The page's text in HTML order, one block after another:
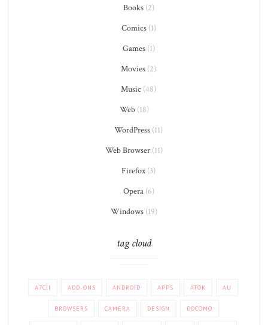
Books(2)
Comics(1)
Games(1)
Movies (2)
Music (48)
Web(18)
WordPress (11)
Web Browser (11)
Firefox(3)
Opera(6)
Windows (19)
tag cloud
A7CII ADD-ONS ANDROID APPS ATOK AU
BROWSERS CAMERA DESIGN DOCOMO